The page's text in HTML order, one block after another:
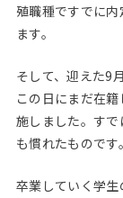
殖職種ですでに
ます。
そして、迎えた9
この日にまだ在
施しました。す
も慣れたものです
卒業していく学